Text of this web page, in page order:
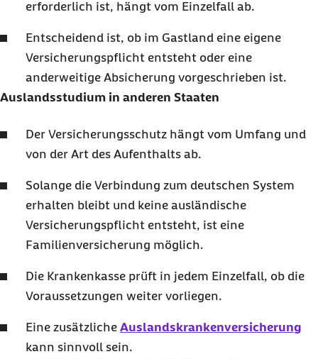
erforderlich ist, hängt vom Einzelfall ab.
Entscheidend ist, ob im Gastland eine eigene
Versicherungspflicht entsteht oder eine
anderweitige Absicherung vorgeschrieben ist.
Auslandsstudium in anderen Staaten
Der Versicherungsschutz hängt vom Umfang und
von der Art des Aufenthalts ab.
Solange die Verbindung zum deutschen System
erhalten bleibt und keine ausländische
Versicherungspflicht entsteht, ist eine
Familienversicherung möglich.
Die Krankenkasse prüft in jedem Einzelfall, ob die
Voraussetzungen weiter vorliegen.
Eine zusätzliche Auslandskrankenversicherung
kann sinnvoll sein.